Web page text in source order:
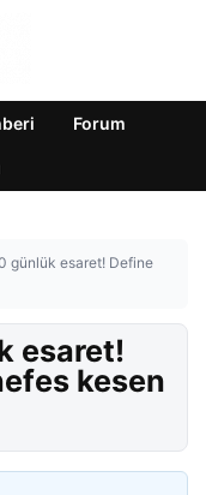
Forum
günlük esaret! Define
esaret!
kesen